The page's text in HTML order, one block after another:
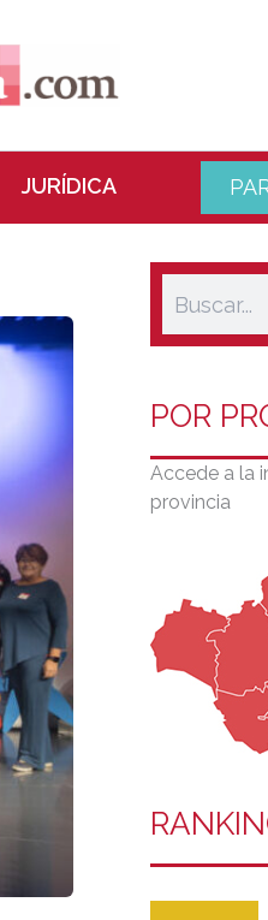
JURÍDICA
POR
Accede a la
provincia